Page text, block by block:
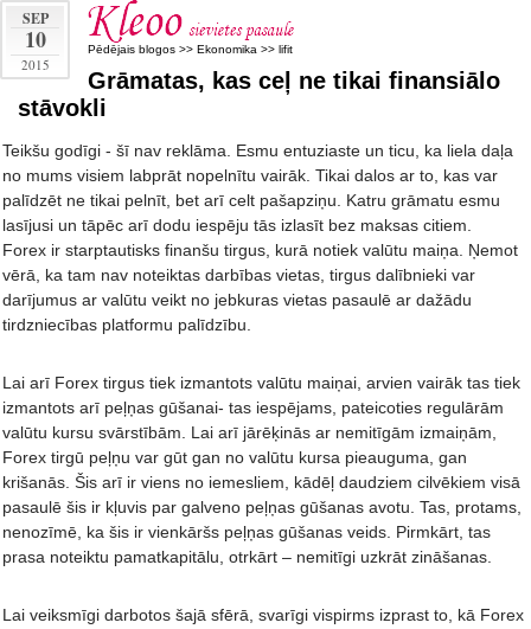
SEP
10
2015
Pēdējais blogos >> Ekonomika >> lifit
Grāmatas, kas ceļ ne tikai finansiālo
stāvokli
Teikšu godīgi - šī nav reklāma. Esmu entuziaste un ticu, ka liela daļa
no mums visiem labprāt nopelnītu vairāk. Tikai dalos ar to, kas var
palīdzēt ne tikai pelnīt, bet arī celt pašapziņu. Katru grāmatu esmu
lasījusi un tāpēc arī dodu iespēju tās izlasīt bez maksas citiem.
Forex ir starptautisks finanšu tirgus, kurā notiek valūtu maiņa. Ņemot
vērā, ka tam nav noteiktas darbības vietas, tirgus dalībnieki var
darījumus ar valūtu veikt no jebkuras vietas pasaulē ar dažādu
tirdzniecības platformu palīdzību.
Lai arī Forex tirgus tiek izmantots valūtu maiņai, arvien vairāk tas tiek
izmantots arī peļņas gūšanai- tas iespējams, pateicoties regulārām
valūtu kursu svārstībām. Lai arī jārēķinās ar nemitīgām izmaiņām,
Forex tirgū peļņu var gūt gan no valūtu kursa pieauguma, gan
krišanās. Šis arī ir viens no iemesliem, kādēļ daudziem cilvēkiem visā
pasaulē šis ir kļuvis par galveno peļņas gūšanas avotu. Tas, protams,
nenozīmē, ka šis ir vienkāršs peļņas gūšanas veids. Pirmkārt, tas
prasa noteiktu pamatkapitālu, otrkārt – nemitīgi uzkrāt zināšanas.
Lai veiksmīgi darbotos šajā sfērā, svarīgi vispirms izprast to, kā Forex